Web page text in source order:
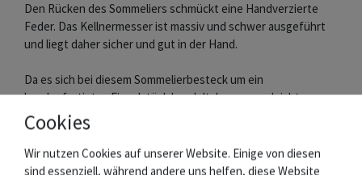
Den Rücken des Sommeliers schmückt eine Handverzierte
Feder. Das Kellnermesser ist massiv und schwer ausgeführt
und liegt daher sicher und gut in der Hand.
Da es sich bei diesem Sommelierbesteck um ein
handgefertigtes Einzelstück handelt, kann es zu leichten
Abweichungen zwischen den gezeigten Produktbildern und
der gelieferten Ware kommen.
Cookies
Wir nutzen Cookies auf unserer Website. Einige von diesen
sind essenziell, während andere uns helfen, diese Website